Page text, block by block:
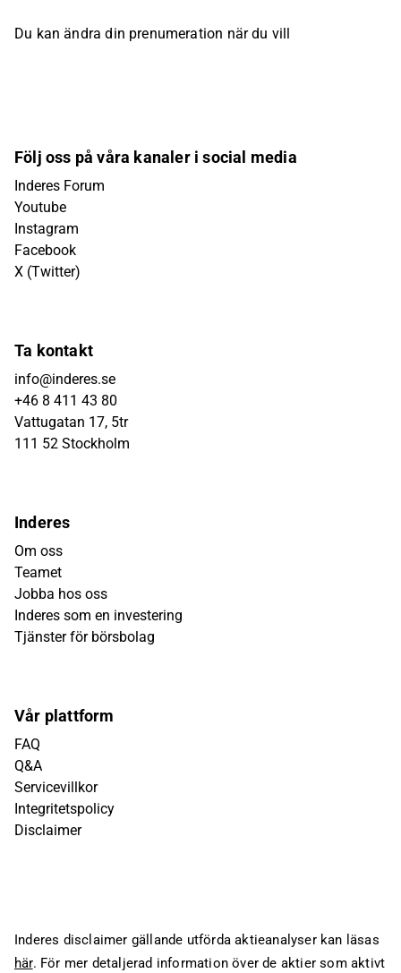
Du kan ändra din prenumeration när du vill
Följ oss på våra kanaler i social media
Inderes Forum
Youtube
Instagram
Facebook
X (Twitter)
Ta kontakt
info@inderes.se
+46 8 411 43 80
Vattugatan 17, 5tr
111 52 Stockholm
Inderes
Om oss
Teamet
Jobba hos oss
Inderes som en investering
Tjänster för börsbolag
Vår plattform
FAQ
Q&A
Servicevillkor
Integritetspolicy
Disclaimer
Inderes disclaimer gällande utförda aktieanalyser kan läsas
här. För mer detaljerad information över de aktier som aktivt